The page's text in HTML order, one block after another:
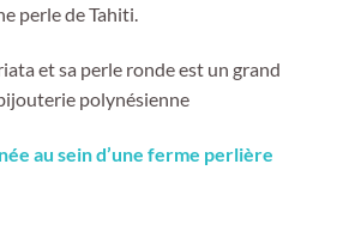
perle de Tahiti.
et sa perle ronde est un grand
polynésienne
au sein d’une ferme perlière